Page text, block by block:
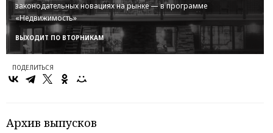
законодательных новациях на рынке — в программе
«Недвижимость»
ВЫХОДИТ ПО ВТОРНИКАМ
ПОДЕЛИТЬСЯ
Архив выпусков